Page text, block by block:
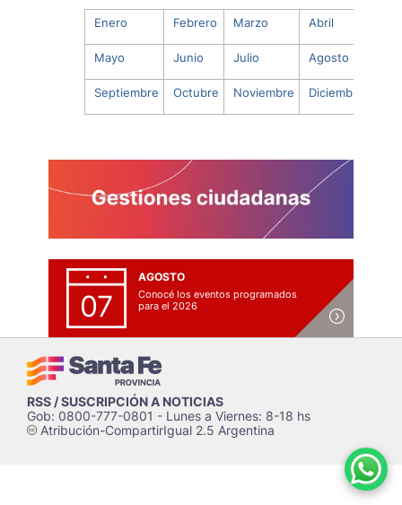
Enero Febrero Marzo Abril
Mayo Junio Julio Agosto
Septiembre Octubre Noviembre Diciembre
07
AGOSTO
Conocé los eventos programados
para el 2026
RSS / SUSCRIPCIÓN A NOTICIAS
Gob: 0800-777-0801 - Lunes a Viernes: 8-18 hs
cAtribución-CompartirIgual 2.5 Argentina